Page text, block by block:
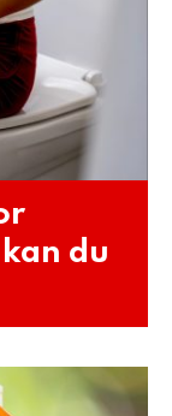
du